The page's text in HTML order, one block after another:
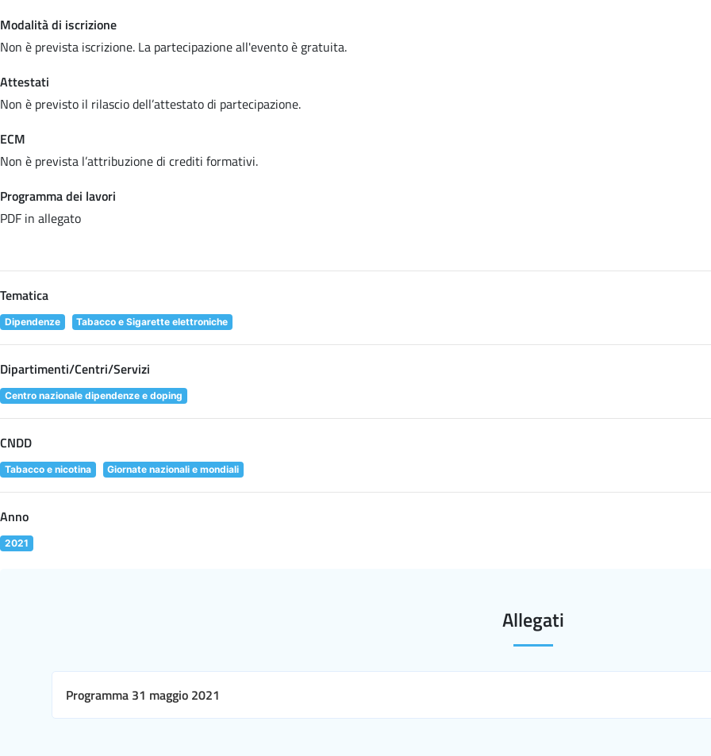
Modalità di iscrizione
Non è prevista iscrizione. La partecipazione all'evento è gratuita.
Attestati
Non è previsto il rilascio dell’attestato di partecipazione.
ECM
Non è prevista l’attribuzione di crediti formativi.
Programma dei lavori
PDF in allegato
Tematica
Dipendenze Tabacco e Sigarette elettroniche
Dipartimenti/Centri/Servizi
Centro nazionale dipendenze e doping
CNDD
Tabacco e nicotina Giornate nazionali e mondiali
Anno
2021
Allegati
Programma 31 maggio 2021